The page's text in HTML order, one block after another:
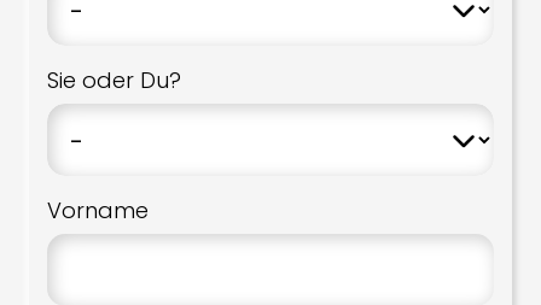
Sie oder Du?
Vorname